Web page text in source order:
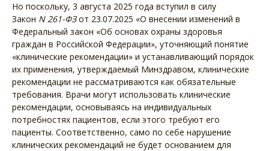
Но поскольку, 3 августа 2025 года вступил в силу
Закон N261-ФЗот 23.07.2025 «О внесении изменений в
Федеральный закон «Об основах охраны здоровья
граждан в Российской Федерации», уточняющий понятие
«клинические рекомендации» и устанавливающий порядок
их применения, утверждаемый Минздравом, клинические
рекомендации не рассматриваются как обязательные
требования. Врачи могут использовать клинические
рекомендации, основываясь на индивидуальных
потребностях пациентов, если этого требуют его
пациенты. Соответственно, само по себе нарушение
клинических рекомендаций не будет основанием для